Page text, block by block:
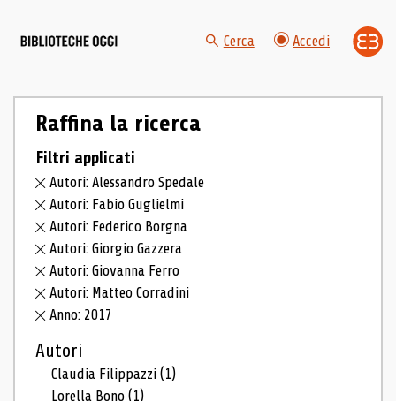
Cerca Accedi
Raffina la ricerca
Filtri applicati
Autori: Alessandro Spedale
Autori: Fabio Guglielmi
Autori: Federico Borgna
Autori: Giorgio Gazzera
Autori: Giovanna Ferro
Autori: Matteo Corradini
Anno: 2017
Autori
Claudia Filippazzi(1)
Lorella Bono(1)